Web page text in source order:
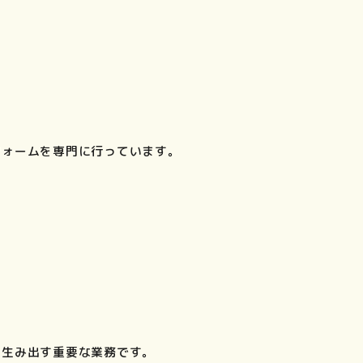
ームを専門に行っています。
み出す重要な業務です。